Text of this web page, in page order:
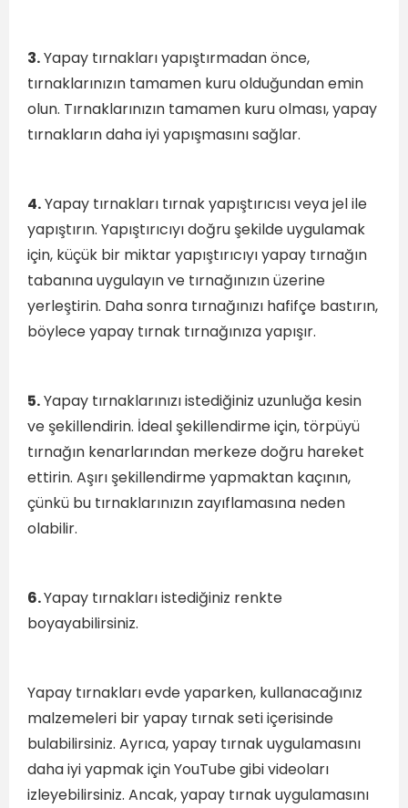
3.Yapay tırnakları yapıştırmadan önce,
tırnaklarınızın tamamen kuru olduğundan emin
olun. Tırnaklarınızın tamamen kuru olması, yapay
tırnakların daha iyi yapışmasını sağlar.
4.Yapay tırnakları tırnak yapıştırıcısı veya jel ile
yapıştırın. Yapıştırıcıyı doğru şekilde uygulamak
için, küçük bir miktar yapıştırıcıyı yapay tırnağın
tabanına uygulayın ve tırnağınızın üzerine
yerleştirin. Daha sonra tırnağınızı hafifçe bastırın,
böylece yapay tırnak tırnağınıza yapışır.
5.Yapay tırnaklarınızı istediğiniz uzunluğa kesin
ve şekillendirin. İdeal şekillendirme için, törpüyü
tırnağın kenarlarından merkeze doğru hareket
ettirin. Aşırı şekillendirme yapmaktan kaçının,
çünkü bu tırnaklarınızın zayıflamasına neden
olabilir.
6.Yapay tırnakları istediğiniz renkte
boyayabilirsiniz.
Yapay tırnakları evde yaparken, kullanacağınız
malzemeleri bir yapay tırnak seti içerisinde
bulabilirsiniz. Ayrıca, yapay tırnak uygulamasını
daha iyi yapmak için YouTube gibi videoları
izleyebilirsiniz. Ancak, yapay tırnak uygulamasını